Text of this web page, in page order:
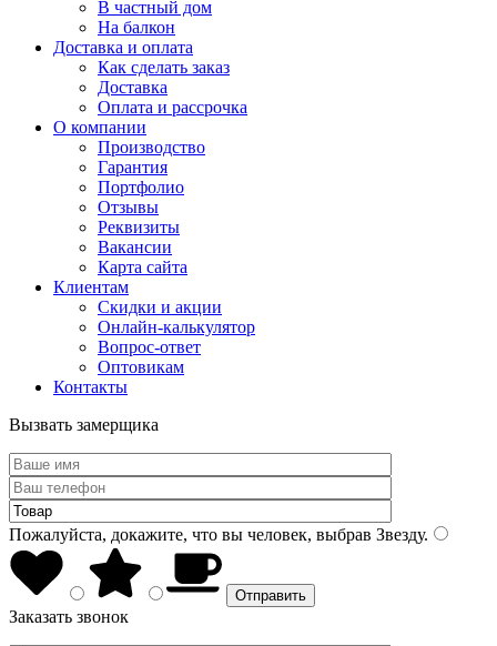
В частный дом
На балкон
Доставка и оплата
Как сделать заказ
Доставка
Оплата и рассрочка
О компании
Производство
Гарантия
Портфолио
Отзывы
Реквизиты
Вакансии
Карта сайта
Клиентам
Скидки и акции
Онлайн-калькулятор
Вопрос-ответ
Оптовикам
Контакты
Вызвать замерщика
Пожалуйста, докажите, что вы человек, выбрав Звезду.
Заказать звонок